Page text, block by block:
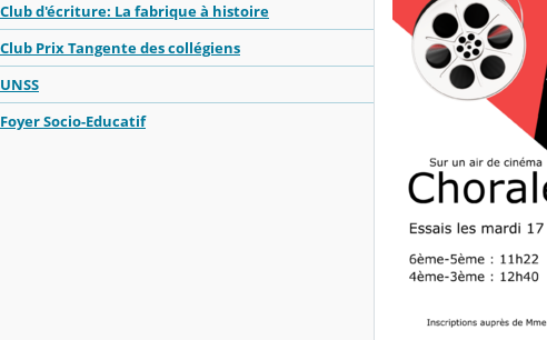
Club d'écriture: La fabrique à histoire
Club Prix Tangente des collégiens
UNSS
Foyer Socio-Educatif